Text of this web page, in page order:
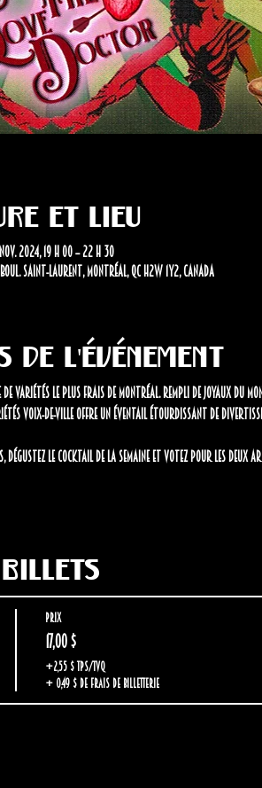
et lieu
2024, 19 h 00 – 22 h 30
Boul. Saint-Laurent, Montréal, QC H2W 1Y2, Canada
de l'événement
variétés le plus frais de Montréal. Rempli de joyaux du
Voix-de-Ville offre un éventail étourdissant de
dégustez le cocktail de la semaine et votez pour les
Billets
Prix
17,00 $
+2,55 $ TPS/TVQ
+ 0,49 $ de frais de billetterie